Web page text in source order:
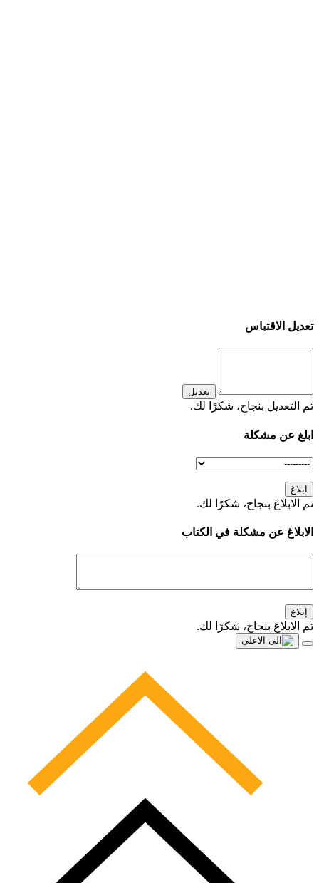
تعديل الاقتباس
تعديل
تم التعديل بنجاح، شكرًا لك.
ابلغ عن مشكلة
ابلاغ
تم الابلاغ بنجاح، شكرًا لك.
الابلاغ عن مشكلة في الكتاب
إبلاغ
تم الابلاغ بنجاح، شكرًا لك.